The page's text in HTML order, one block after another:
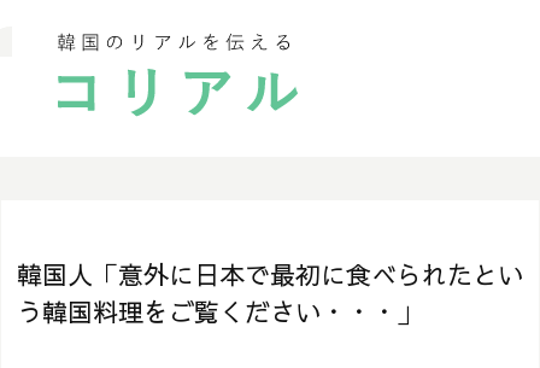
韓国人「意外に日本で最初に食べられたとい
う韓国料理をご覧ください・・・」